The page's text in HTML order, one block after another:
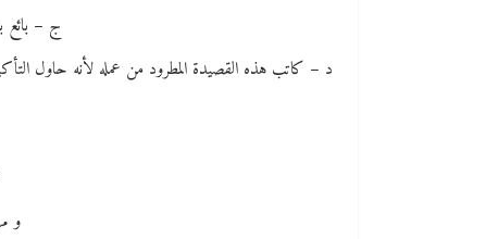
ج – بائع
د – كاتب هذه القصيدة المطرود من عمله لأنه حاول
و